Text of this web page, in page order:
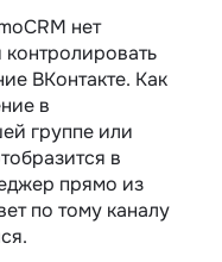
нет
контролировать
ВКонтакте. Как
в
группе или
в
прямо из
по тому каналу